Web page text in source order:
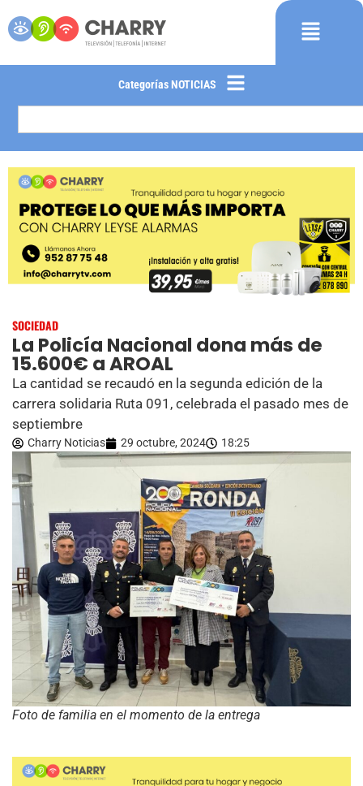
Categorías NOTICIAS
SOCIEDAD
La Policía Nacional dona más de
15.600€ a AROAL
La cantidad se recaudó en la segunda edición de la
carrera solidaria Ruta 091, celebrada el pasado mes de
septiembre
Charry Noticias 29 octubre, 2024 18:25
Foto de familia en el momento de la entrega